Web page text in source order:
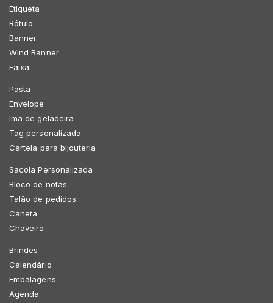
Etiqueta
Rótulo
Banner
Wind Banner
Faixa
Pasta
Envelope
Imã de geladeira
Tag personalizada
Cartela para bijouteria
Sacola Personalizada
Bloco de notas
Talão de pedidos
Caneta
Chaveiro
Brindes
Calendário
Embalagens
Agenda